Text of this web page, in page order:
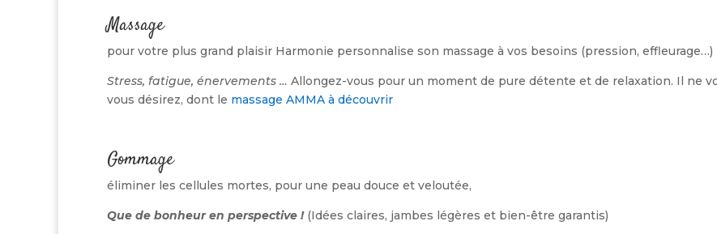
Massage
pour votre plus grand plaisir Harmonie personnalise son massage à vos besoins (pression, effleurage…)
Stress, fatigue, énervements … Allongez-vous pour un moment de pure détente et de relaxation. Il ne
vous désirez, dont le massage AMMA à découvrir
Gommage
éliminer les cellules mortes, pour une peau douce et veloutée,
Que de bonheur en perspective ! (Idées claires, jambes légères et bien-être garantis)